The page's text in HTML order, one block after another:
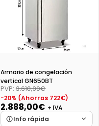
Armario de congelación
vertical GN650BT
PVP: 3.610,00€
-20% (Ahorras 722€)
2.888,00€ + IVA
Info rápida